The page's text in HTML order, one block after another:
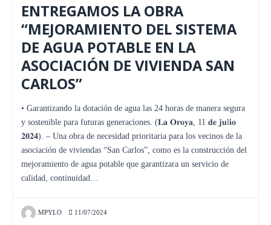
ENTREGAMOS LA OBRA
“MEJORAMIENTO DEL SISTEMA
DE AGUA POTABLE EN LA
ASOCIACIÓN DE VIVIENDA SAN
CARLOS”
• Garantizando la dotación de agua las 24 horas de manera segura
y sostenible para futuras generaciones. (𝐋𝐚 𝐎𝐫𝐨𝐲𝐚, 11 𝐝𝐞 𝐣𝐮l𝐢𝐨
𝟐𝟎𝟐𝟒). – Una obra de necesidad prioritaria para los vecinos de la
asociación de viviendas “San Carlos”, como es la construcción del
mejoramiento de agua potable que garantizara un servicio de
calidad, continuidad…
MPYLO 11/07/2024